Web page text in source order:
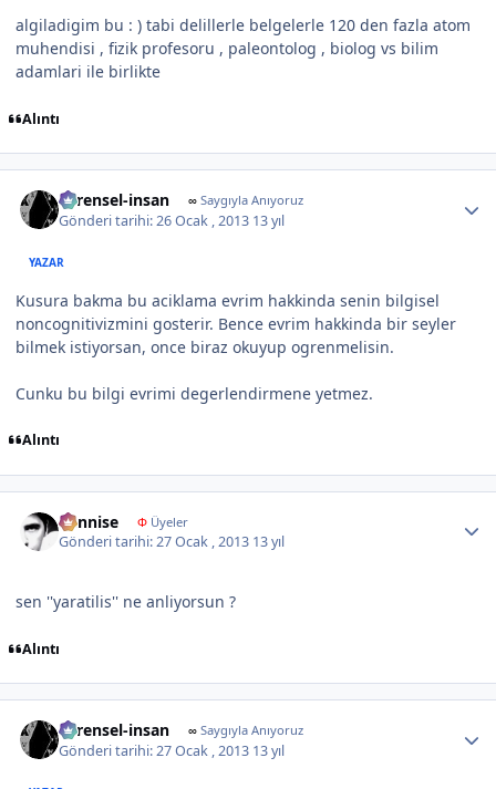
algiladigim bu : ) tabi delillerle belgelerle 120 den fazla atom
muhendisi , fizik profesoru , paleontolog , biolog vs bilim
adamlari ile birlikte
Alıntı
evrensel-insan ∞Saygıyla Anıyoruz
Gönderi tarihi:26 Ocak , 2013 13 yıl
YAZAR
Kusura bakma bu aciklama evrim hakkinda senin bilgisel
noncognitivizmini gosterir. Bence evrim hakkinda bir seyler
bilmek istiyorsan, once biraz okuyup ogrenmelisin.
Cunku bu bilgi evrimi degerlendirmene yetmez.
Alıntı
dennise ΦÜyeler
Gönderi tarihi:27 Ocak , 2013 13 yıl
sen ''yaratilis'' ne anliyorsun ?
Alıntı
evrensel-insan ∞Saygıyla Anıyoruz
Gönderi tarihi:27 Ocak , 2013 13 yıl